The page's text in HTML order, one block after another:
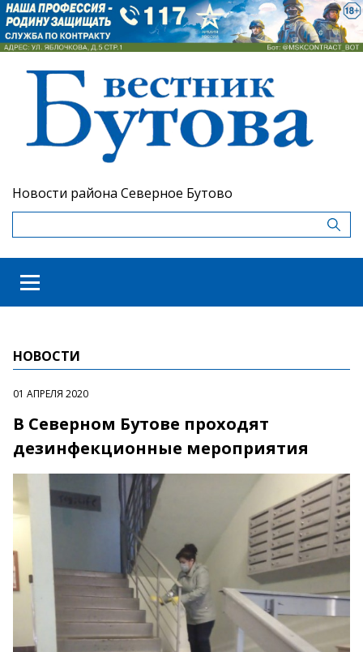
Новости района Северное Бутово
НОВОСТИ
01 АПРЕЛЯ 2020
В Северном Бутове проходят
дезинфекционные мероприятия